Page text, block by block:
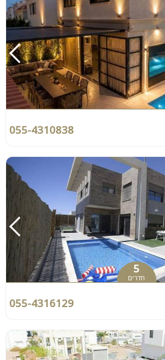
055-4310838
5
חדרים
055-4316129